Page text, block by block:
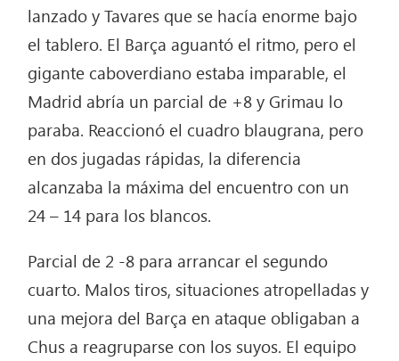
lanzado y Tavares que se hacía enorme bajo
el tablero. El Barça aguantó el ritmo, pero el
gigante caboverdiano estaba imparable, el
Madrid abría un parcial de +8 y Grimau lo
paraba. Reaccionó el cuadro blaugrana, pero
en dos jugadas rápidas, la diferencia
alcanzaba la máxima del encuentro con un
24 – 14 para los blancos.
Parcial de 2 -8 para arrancar el segundo
cuarto. Malos tiros, situaciones atropelladas y
una mejora del Barça en ataque obligaban a
Chus a reagruparse con los suyos. El equipo